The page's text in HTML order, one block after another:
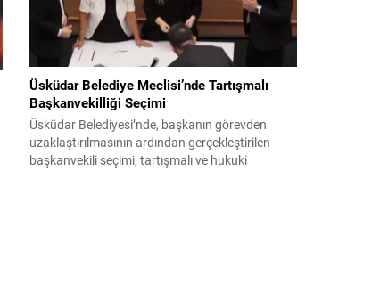
Üsküdar Belediye Meclisi’nde Tartışmalı
Başkanvekilliği Seçimi
Üsküdar Belediyesi’nde, başkanın görevden
uzaklaştırılmasının ardından gerçekleştirilen
başkanvekili seçimi, tartışmalı ve hukuki